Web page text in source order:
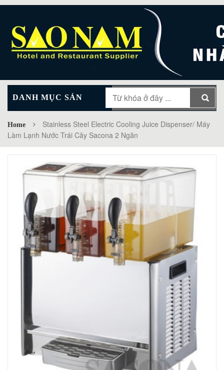
DANH MỤC SẢN
PHẨM
MAIN MENU
Home
Stainless Steel Electric Cooling Juice Dispenser/ Máy
Làm Lạnh Nước Trái Cây Sacona 2 Ngăn